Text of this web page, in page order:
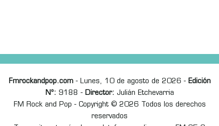
Fmrockandpop.com- Lunes, 10 de agosto de 2026 - Edición
Nº: 9188 - Director: Julián Etchevarria
FM Rock and Pop - Copyright © 2026 Todos los derechos
reservados